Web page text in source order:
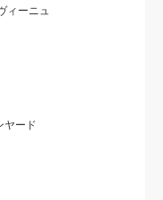
ィーニュ
ヤード